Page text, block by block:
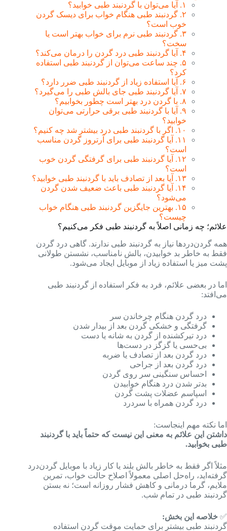
۱. آیا می‌توان با گردنبند طبی خوابید؟
۲. گردنبند طبی هنگام خواب برای دیسک گردن
خوب است؟
۳. گردنبند طبی نرم برای خواب بهتر است یا
سخت؟
۴. آیا گردنبند طبی درد گردن را درمان می‌کند؟
۵. چند ساعت می‌توان از گردنبند طبی استفاده
کرد؟
۶. آیا استفاده زیاد از گردنبند طبی ضرر دارد؟
۷. آیا گردنبند طبی جای بالش طبی را می‌گیرد؟
۸. با گردن درد بهتر است چطور بخوابیم؟
۹. آیا با گردنبند طبی برقی حرارتی می‌توان
خوابید؟
۱۰. اگر با گردنبند طبی درد بیشتر شد چه کنیم؟
۱۱. آیا گردنبند طبی برای آرتروز گردن مناسب
است؟
۱۲. آیا گردنبند طبی برای گرفتگی گردن خوب
است؟
۱۳. آیا بعد از تصادف باید با گردنبند طبی خوابید؟
۱۴. آیا گردنبند طبی باعث ضعیف شدن گردن
می‌شود؟
۱۵. بهترین جایگزین گردنبند طبی هنگام خواب
چیست؟
علائم؛ چه زمانی اصلاً به گردنبند طبی فکر می‌کنیم؟
همه گردن‌دردها نیاز به گردنبند طبی ندارند. گاهی درد گردن
فقط به خاطر بد خوابیدن، بالش نامناسب، نشستن طولانی
پشت میز یا استفاده زیاد از موبایل ایجاد می‌شود.
اما در بعضی علائم، فرد به فکر استفاده از گردنبند طبی
می‌افتد:
درد گردن هنگام چرخاندن سر
گرفتگی و خشکی گردن بعد از بیدار شدن
درد تیرکشنده از گردن به شانه یا دست
بی‌حسی یا گزگز در دست‌ها
درد گردن بعد از تصادف یا ضربه
درد گردن بعد از جراحی
احساس سنگینی سر روی گردن
بدتر شدن درد هنگام خوابیدن
اسپاسم عضلات پشت گردن
درد گردن همراه با سردرد
اما نکته مهم اینجاست:
داشتن این علائم به معنی این نیست که حتماً باید با گردنبند
طبی بخوابید.
مثلاً اگر فقط به خاطر بالش بلند یا کار زیاد با موبایل گردن‌درد
گرفته‌اید، راه‌حل اصلی معمولاً اصلاح حالت خواب، تمرین
ملایم، گرما درمانی و کاهش فشار روزانه است؛ نه بستن
گردنبند طبی در تمام شب.
✅ خلاصه این بخش:
گردنبند طبی بیشتر برای حمایت موقت گردن استفاده